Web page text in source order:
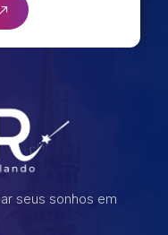
seus sonhos em